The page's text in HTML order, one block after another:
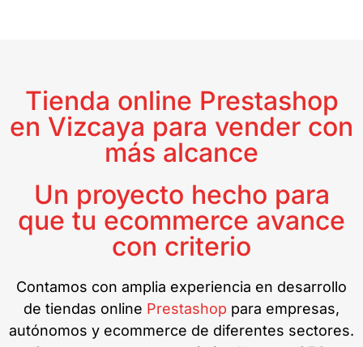
Tienda online Prestashop
en Vizcaya para vender con
más alcance
Un proyecto hecho para
que tu ecommerce avance
con criterio
Contamos con amplia experiencia en desarrollo
de tiendas online Prestashop para empresas,
autónomos y ecommerce de diferentes sectores.